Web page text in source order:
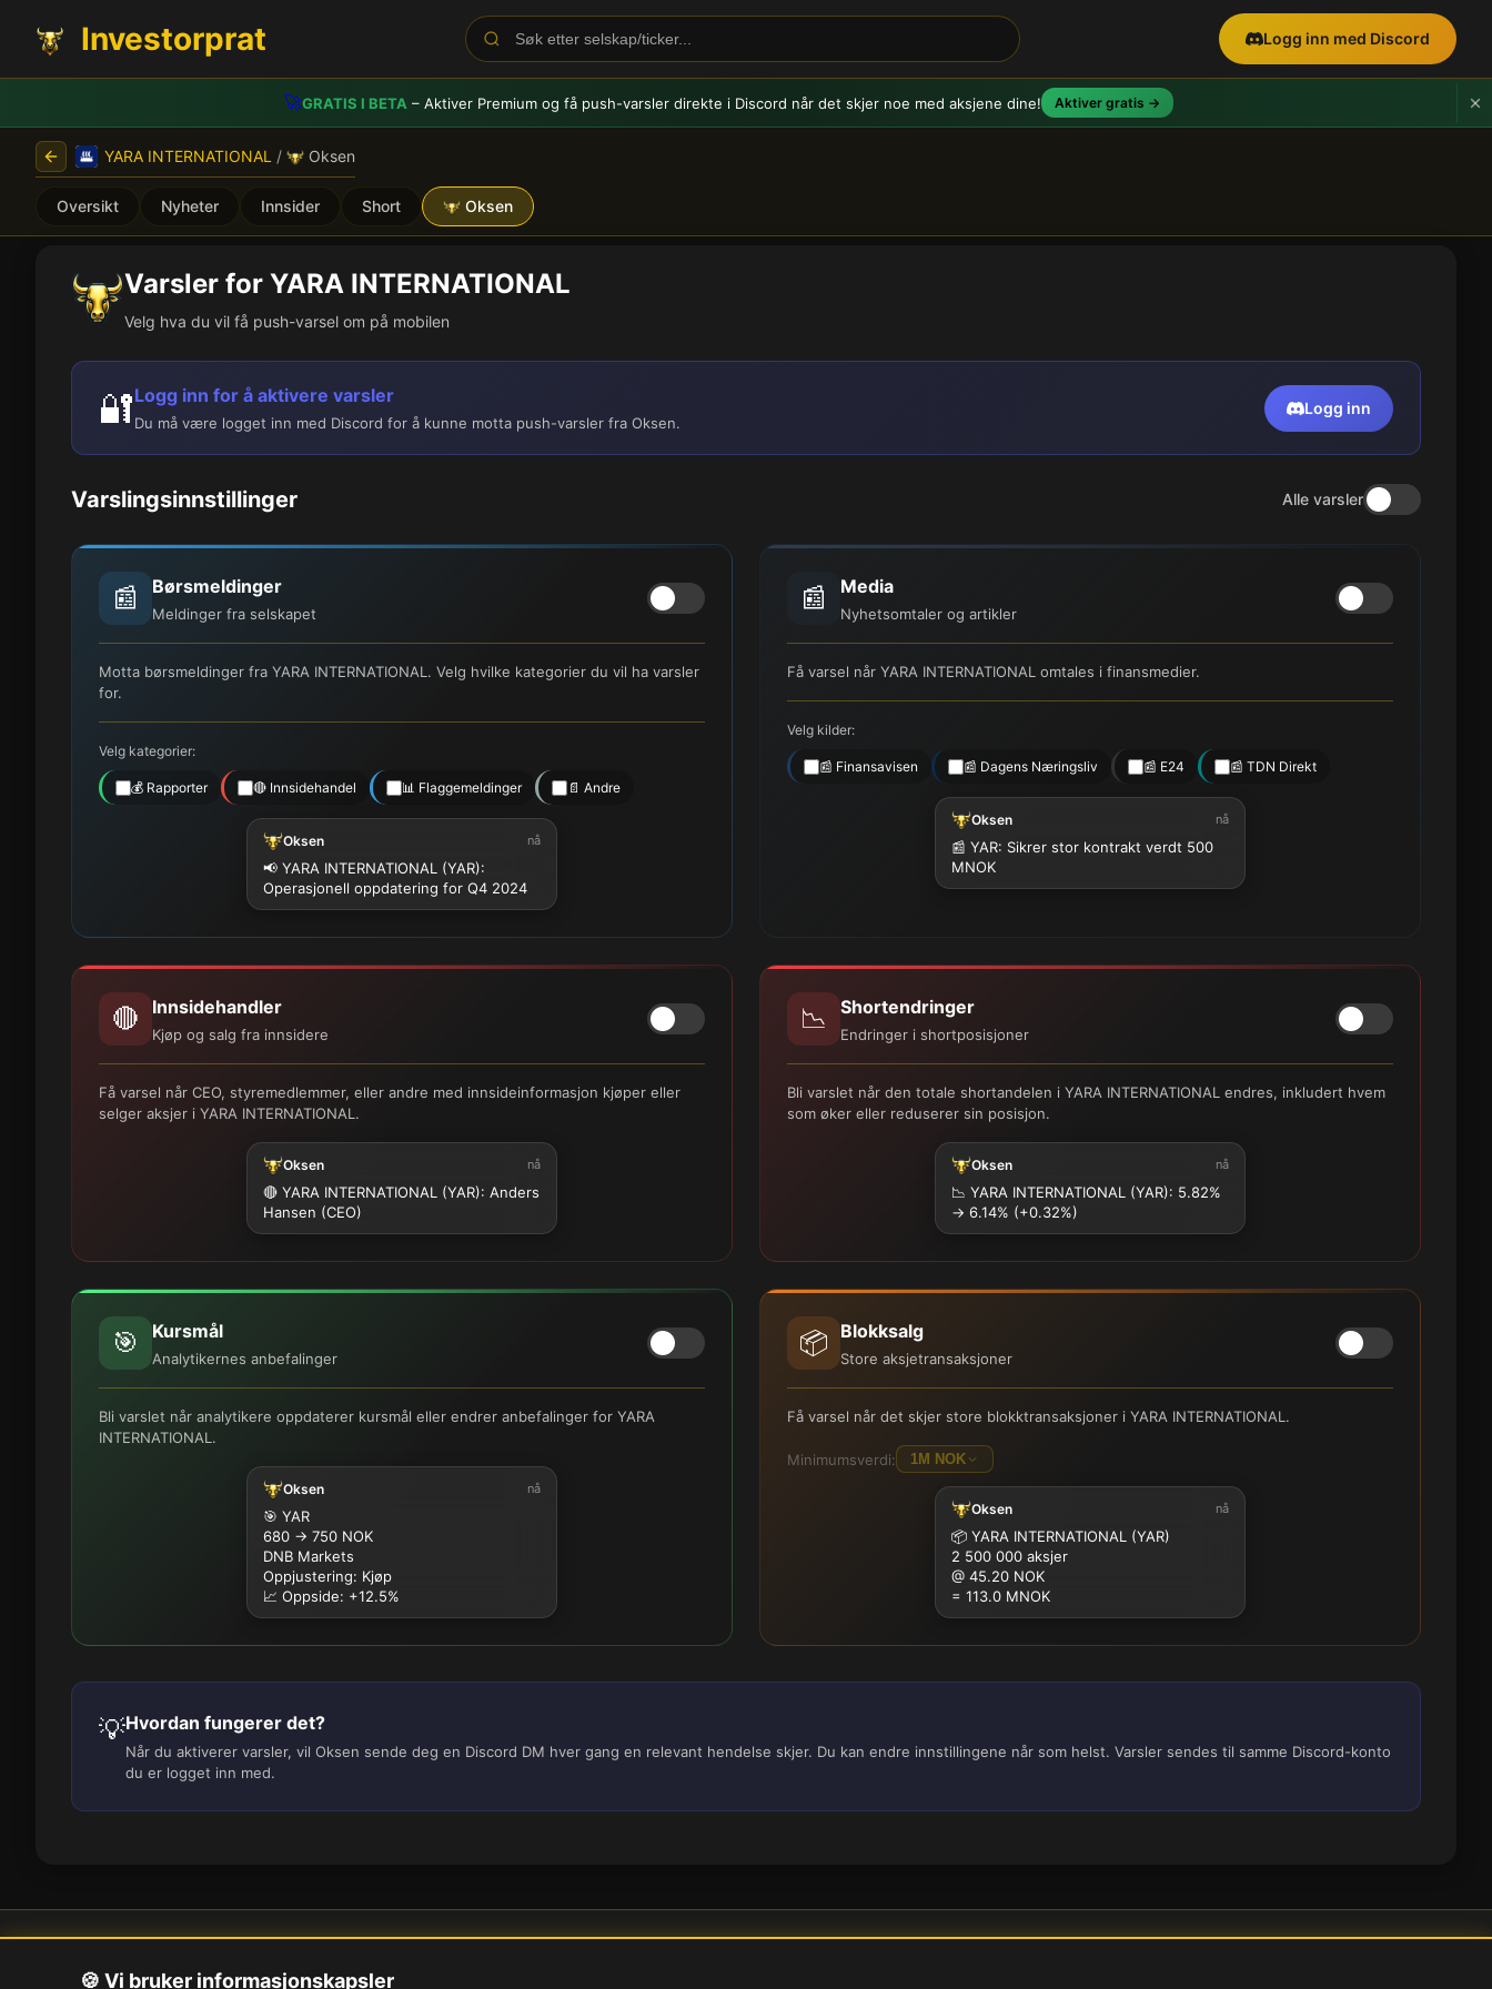
Investorprat Logg inn med Discord
🚀GRATIS I BETA – Aktiver Premium og få push-varslerdirekte i Discord når det skjer noe med aksjene dine! Aktiver gratis →
YARA INTERNATIONAL / Oksen
Oversikt Nyheter Innsider Short Oksen
Varsler for YARA INTERNATIONAL
Velg hva du vil få push-varsel om på mobilen
🔐Logg inn for å aktivere varsler
Du må være logget inn med Discord for å kunne motta push-varsler fra Oksen.
Logg inn
Varslingsinnstillinger Alle varsler
📰 Børsmeldinger
Meldinger fra selskapet
Motta børsmeldinger fra YARA INTERNATIONAL. Velg hvilke kategorier du vil ha varsler
for.
Velg kategorier:
💰 Rapporter 🔴 Innsidehandel 📊 Flaggemeldinger 📄 Andre
Oksen nå
📢 YARA INTERNATIONAL (YAR):
Operasjonell oppdatering for Q4 2024
📰 Media
Nyhetsomtaler og artikler
Få varsel når YARA INTERNATIONAL omtales i finansmedier.
Velg kilder:
📰 Finansavisen 📰 Dagens Næringsliv 📰 E24 📰 TDN Direkt
Oksen nå
📰 YAR: Sikrer stor kontrakt verdt 500
MNOK
🔴 Innsidehandler
Kjøp og salg fra innsidere
Få varsel når CEO, styremedlemmer, eller andre med innsideinformasjon kjøper eller
selger aksjer i YARA INTERNATIONAL.
Oksen nå
🔴 YARA INTERNATIONAL (YAR): Anders
Hansen (CEO)
📉 Shortendringer
Endringer i shortposisjoner
Bli varslet når den totale shortandelen i YARA INTERNATIONAL endres, inkludert hvem
som øker eller reduserer sin posisjon.
Oksen nå
📉 YARA INTERNATIONAL (YAR): 5.82%
→ 6.14% (+0.32%)
🎯 Kursmål
Analytikernes anbefalinger
Bli varslet når analytikere oppdaterer kursmål eller endrer anbefalinger for YARA
INTERNATIONAL.
Oksen nå
🎯 YAR
680 → 750 NOK
DNB Markets
Oppjustering: Kjøp
📈 Oppside: +12.5%
📦 Blokksalg
Store aksjetransaksjoner
Få varsel når det skjer store blokktransaksjoner i YARA INTERNATIONAL.
Minimumsverdi: 1M NOK
1M
Oksen nå
📦 YARA INTERNATIONAL (YAR)
2 500 000 aksjer
@ 45.20 NOK
= 113.0 MNOK
💡Hvordan fungerer det?
Når du aktiverer varsler, vil Oksen sende deg en Discord DM hver gang en relevant hendelse skjer. Du kan endre innstillingene når som helst. Varsler sendes til samme Discord-konto
du er logget inn med.
🍪 Vi bruker informasjonskapsler